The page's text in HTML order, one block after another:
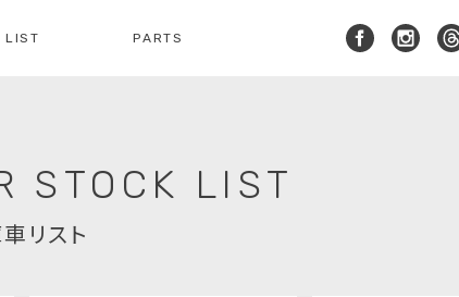
LIST PARTS
10:00-18:00
STOCK LIST
リスト